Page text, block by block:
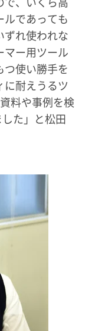
で、いくら高
ルであっても
ずれ使われな
マー用ツール
つ使い勝手を
に耐えうるツ
料や事例を検
た」と松田